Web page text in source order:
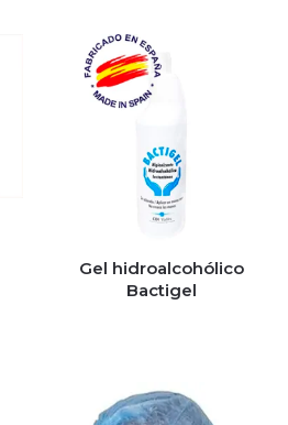
Gel hidroalcohólico
Bactigel